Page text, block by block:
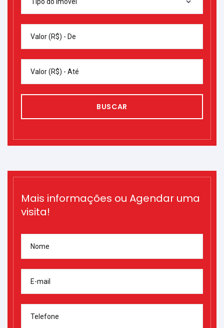
Tipo do imóvel
Valor (R$) - De
Valor (R$) - Até
BUSCAR
Mais informações ou Agendar uma
visita!
Nome
E-mail
Telefone